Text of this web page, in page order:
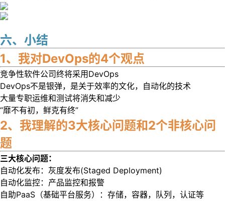
六、小结
1、我对DevOps的4个观点
竞争性软件公司终将采用DevOps
DevOps不是银弹，是关于效率的文化，自动化的技术
大量专职运维和测试将消失和减少
“靡不有初，鲜克有终”
2、我理解的3大核心问题和2个非核心问
题
三大核心问题：
自动化发布：灰度发布(Staged Deployment)
自动化监控：产品监控和报警
自助PaaS（基础平台服务）：存储，容器，队列，认证等